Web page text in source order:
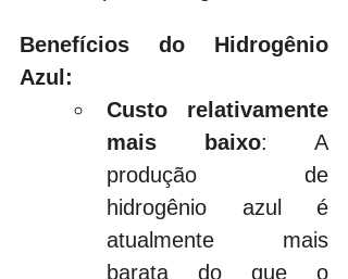
Benefícios do Hidrogênio
Azul:
Custo relativamente
mais baixo: A
produção de
hidrogênio azul é
atualmente mais
barata do que o